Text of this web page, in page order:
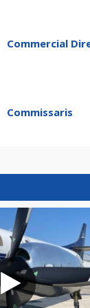
Commercial
Commissaris